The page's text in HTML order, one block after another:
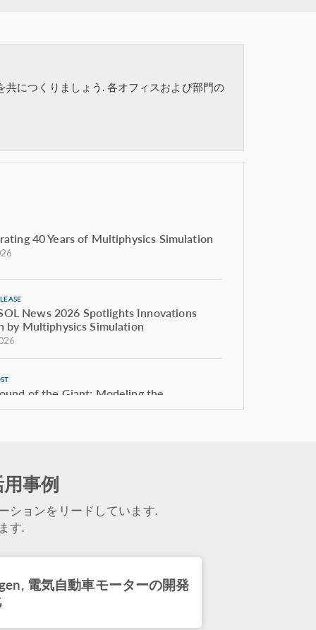
共につくりましょう. 各オフィスおよび部門の
40 Years of Multiphysics Simulation
News 2026 Spotlights Innovations
by Multiphysics Simulation
of the Giant: Modeling the
of Estadio Azteca
Performance in the Beautiful Game
the Beautiful Game: From Ball Design
事例
ションをリードしています.
す.
電気自動車モーターの開発